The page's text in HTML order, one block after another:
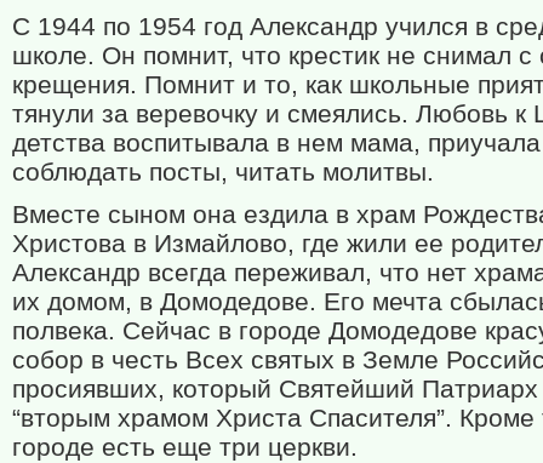
С 1944 по 1954 год Александр учился в
школе. Он помнит, что крестик не снимал с
крещения. Помнит и то, как школьные
тянули за веревочку и смеялись. Любовь к
детства воспитывала в нем мама, приучала
соблюдать посты, читать молитвы.
Вместе сыном она ездила в храм
Христова в Измайлово, где жили ее
Александр всегда переживал, что нет
их домом, в Домодедове. Его мечта
полвека. Сейчас в городе Домодедове
собор в честь Всех святых в Земле
просиявших, который Святейший Патриарх
“вторым храмом Христа Спасителя”. Кроме
городе есть еще три церкви.